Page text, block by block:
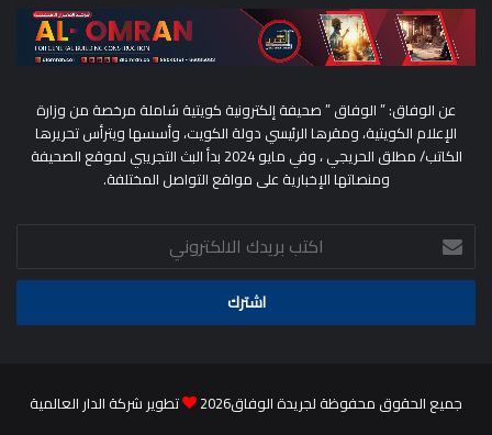
عن الوفاق: ” الوفاق ” صحيفة إلكترونية كويتية شاملة مرخصة من وزارة
الإعلام الكويتية، ومقرها الرئيسي دولة الكويت، وأسسها ويترأس تحريرها
الكاتب/ مطلق الحريجي ، وفي مايو 2024 بدأ البث التجريبي لموقع الصحيفة
ومنصاتها الإخبارية على مواقع التواصل المختلفة.
اكتب
بريدك
الالكتروني
جميع الحقوق محفوظة لجريدة الوفاق2026 تطوير شركة الدار العالمية